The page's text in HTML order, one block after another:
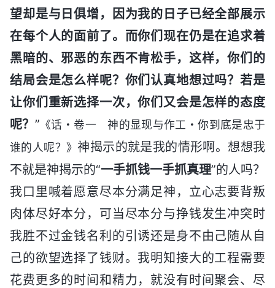
望却是与日俱增，因为我的日子已经全部展示
在每个人的面前了。而你们现在仍是在追求着
黑暗的、邪恶的东西不肯松手，这样，你们的
结局会是怎么样呢？你们认真地想过吗？若是
让你们重新选择一次，你们又会是怎样的态度
呢？ ” 《话・卷一 神的显现与作工・你到底是忠于
谁的人呢？》 神揭示的就是我的情形啊。想想我
不就是神揭示的“一手抓钱一手抓真理”的人吗？
我口里喊着愿意尽本分满足神，立心志要背叛
肉体尽好本分，可当尽本分与挣钱发生冲突时
我胜不过金钱名利的引诱还是身不由己随从自
己的欲望选择了钱财。我明知接大的工程需要
花费更多的时间和精力，就没有时间聚会、尽